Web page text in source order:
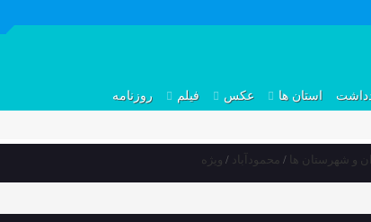
استان ها عکس فیلم روزنامه
و شهرستان ها / محمودآباد / ویژه